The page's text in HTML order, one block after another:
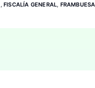
,FISCALÍA GENERAL,